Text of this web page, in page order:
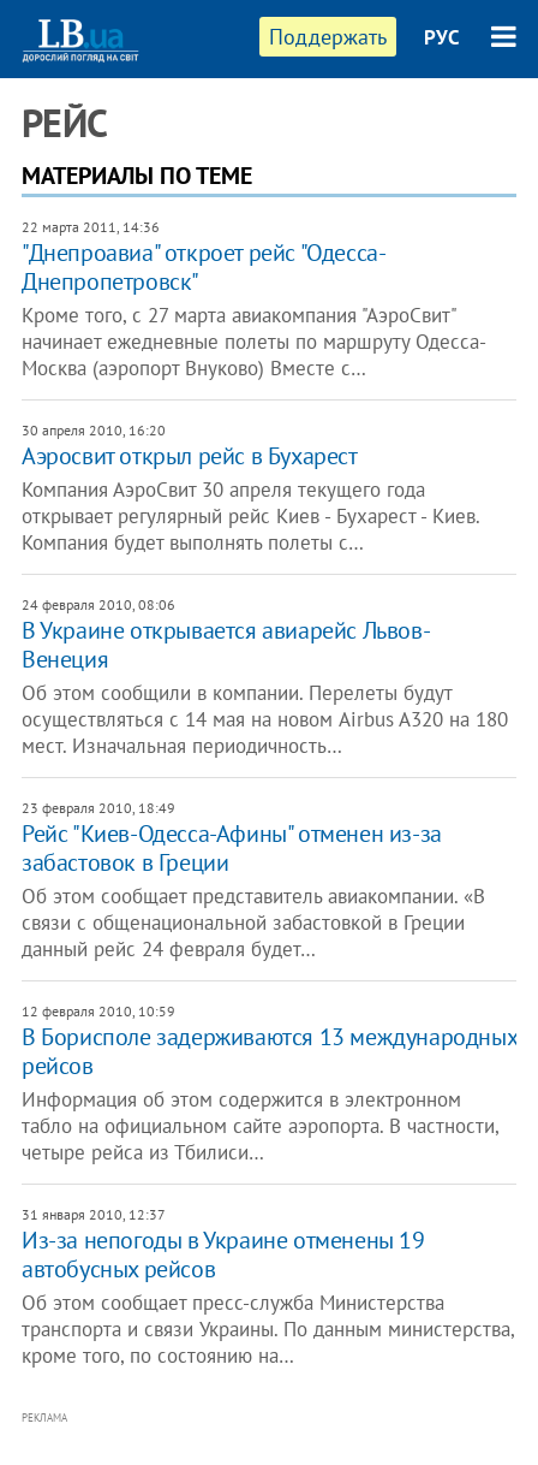
Поддержать РУС
РЕЙС
МАТЕРИАЛЫ ПО ТЕМЕ
22 марта 2011, 14:36
"Днепроавиа" откроет рейс "Одесса-
Днепропетровск"
Кроме того, с 27 марта авиакомпания "АэроСвит"
начинает ежедневные полеты по маршруту Одесса-
Москва (аэропорт Внуково) Вместе с…
30 апреля 2010, 16:20
Аэросвит открыл рейс в Бухарест
Компания АэроСвит 30 апреля текущего года
открывает регулярный рейс Киев - Бухарест - Киев.
Компания будет выполнять полеты с…
24 февраля 2010, 08:06
В Украине открывается авиарейс Львов-
Венеция
Об этом сообщили в компании. Перелеты будут
осуществляться с 14 мая на новом Airbus A320 на 180
мест. Изначальная периодичность…
23 февраля 2010, 18:49
Рейс "Киев-Одесса-Афины" отменен из-за
забастовок в Греции
Об этом сообщает представитель авиакомпании. «В
связи с общенациональной забастовкой в Греции
данный рейс 24 февраля будет…
12 февраля 2010, 10:59
В Борисполе задерживаются 13 международных
рейсов
Информация об этом содержится в электронном
табло на официальном сайте аэропорта. В частности,
четыре рейса из Тбилиси…
31 января 2010, 12:37
Из-за непогоды в Украине отменены 19
автобусных рейсов
Об этом сообщает пресс-служба Министерства
транспорта и связи Украины. По данным министерства,
кроме того, по состоянию на…
РЕКЛАМА